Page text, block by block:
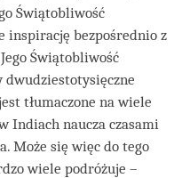
Świątobliwość
inspirację bezpośrednio z
Świątobliwość
dwudziestotysięczne
tłumaczone na wiele
Indiach naucza czasami
Może się więc do tego
wiele podróżuje –